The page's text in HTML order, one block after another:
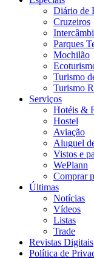
Diário de
Cruzeiros
Parques
Mochilão
Turismo
Turismo
Serviços
Hotéis &
Hostel
Aviação
Aluguel
Vistos e
WePlann
Comprar
Últimas
Notícias
Vídeos
Listas
Trade
Revistas Digitais
Política de